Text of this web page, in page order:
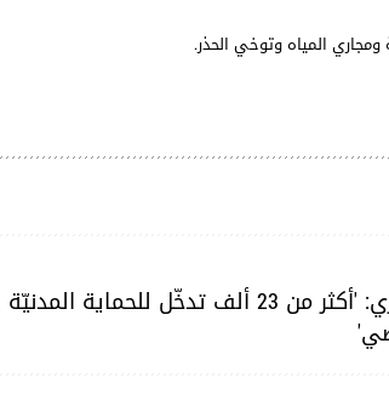
المياه وتوخي الحذر.
المقدّم خليل المشري: 'أكثر من 23 ألف تدخّل للحماية المدنيّة